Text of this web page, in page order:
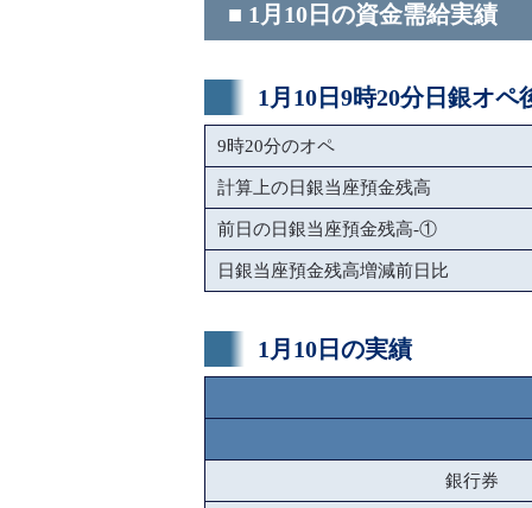
■ 1月10日の資金需給実績
1月10日9時20分日銀オペ
9時20分のオペ
計算上の日銀当座預金残高
前日の日銀当座預金残高-①
日銀当座預金残高増減前日比
1月10日の実績
銀行券